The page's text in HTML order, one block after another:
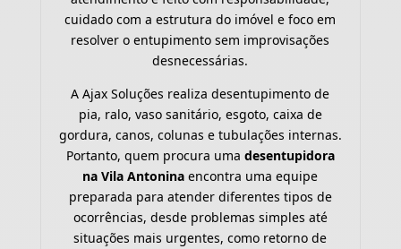
cuidado com a estrutura do imóvel e foco em
resolver o entupimento sem improvisações
desnecessárias.
A Ajax Soluções realiza desentupimento de
pia, ralo, vaso sanitário, esgoto, caixa de
gordura, canos, colunas e tubulações internas.
Portanto, quem procura uma desentupidora
na Vila Antonina encontra uma equipe
preparada para atender diferentes tipos de
ocorrências, desde problemas simples até
situações mais urgentes, como retorno de